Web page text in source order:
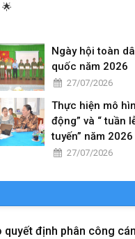
🌟
Ngày hội toàn
quốc năm 2026
27/07/2026
Thực hiện mô
động” và “ tuần
tuyến” năm 2026
27/07/2026
quyết định phân công